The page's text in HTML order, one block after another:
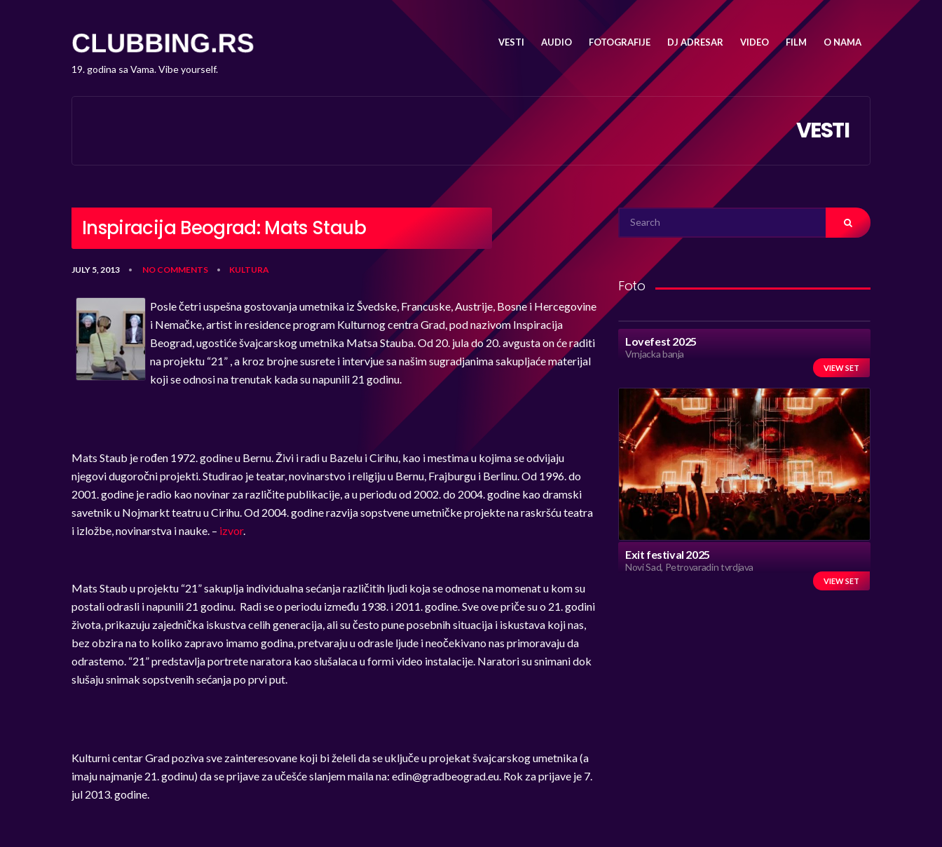
19. godina sa Vama. Vibe yourself.
VESTI AUDIO FOTOGRAFIJE DJ ADRESAR VIDEO FILM O NAMA
VESTI
Inspiracija Beograd: Mats Staub
JULY 5, 2013 • NO COMMENTS • KULTURA
Posle četri uspešna gostovanja umetnika iz Švedske, Francuske, Austrije, Bosne i Hercegovine
i Nemačke, artist in residence program Kulturnog centra Grad, pod nazivom Inspiracija
Beograd, ugostiće švajcarskog umetnika Matsa Stauba. Od 20. jula do 20. avgusta on će raditi
na projektu “21” , a kroz brojne susrete i intervjue sa našim sugradjanima sakupljaće materijal
koji se odnosi na trenutak kada su napunili 21 godinu.
Mats Staub je rođen 1972. godine u Bernu. Živi i radi u Bazelu i Cirihu, kao i mestima u kojima se odvijaju
njegovi dugoročni projekti. Studirao je teatar, novinarstvo i religiju u Bernu, Frajburgu i Berlinu. Od 1996. do
2001. godine je radio kao novinar za različite publikacije, a u periodu od 2002. do 2004. godine kao dramski
savetnik u Nojmarkt teatru u Cirihu. Od 2004. godine razvija sopstvene umetničke projekte na raskršću teatra
i izložbe, novinarstva i nauke. – izvor.
Mats Staub u projektu “21” sakuplja individualna sećanja različitih ljudi koja se odnose na momenat u kom su
postali odrasli i napunili 21 godinu. Radi se o periodu između 1938. i 2011. godine. Sve ove priče su o 21. godini
života, prikazuju zajednička iskustva celih generacija, ali su često pune posebnih situacija i iskustava koji nas,
bez obzira na to koliko zapravo imamo godina, pretvaraju u odrasle ljude i neočekivano nas primoravaju da
odrastemo. “21” predstavlja portrete naratora kao slušalaca u formi video instalacije. Naratori su snimani dok
slušaju snimak sopstvenih sećanja po prvi put.
Kulturni centar Grad poziva sve zainteresovane koji bi želeli da se uključe u projekat švajcarskog umetnika (a
imaju najmanje 21. godinu) da se prijave za učešće slanjem maila na: edin@gradbeograd.eu. Rok za prijave je 7.
jul 2013. godine.
SEARCH
FOR:
Foto
Lovefest 2025
Vrnjacka banja
VIEW SET
Exit festival 2025
Novi Sad, Petrovaradin tvrdjava
VIEW SET